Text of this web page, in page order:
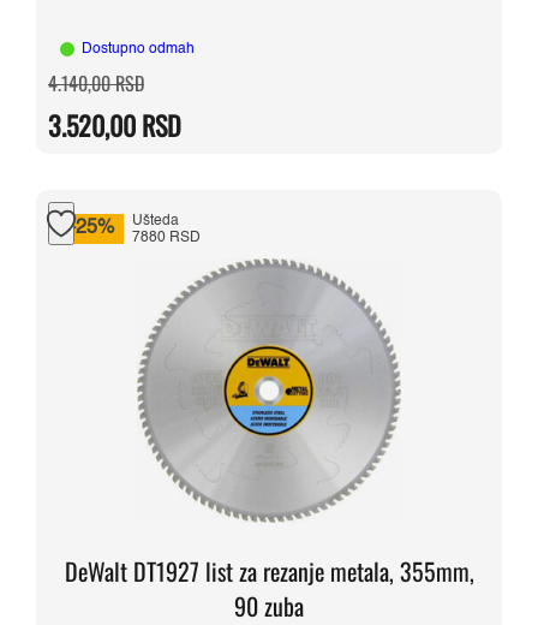
Dostupno odmah
4.140,00RSDOriginalna
cena
bila:
4.140,00 RSD.
3.520,00RSD
Trenutna
cena
3.520,00 RSD.
-25%
Ušteda
7880 RSD
DeWalt DT1927 list za rezanje metala, 355mm,
90 zuba